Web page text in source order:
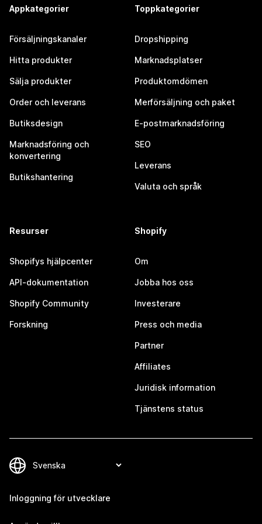
Appkategorier
Försäljningskanaler
Hitta produkter
Sälja produkter
Order och leverans
Butiksdesign
Marknadsföring och
konvertering
Butikshantering
Toppkategorier
Dropshipping
Marknadsplatser
Produktomdömen
Merförsäljning och paket
E-postmarknadsföring
SEO
Leverans
Valuta och språk
Resurser
Shopifys hjälpcenter
API-dokumentation
Shopify Community
Forskning
Shopify
Om
Jobba hos oss
Investerare
Press och media
Partner
Affiliates
Juridisk information
Tjänstens status
Inloggning för utvecklare